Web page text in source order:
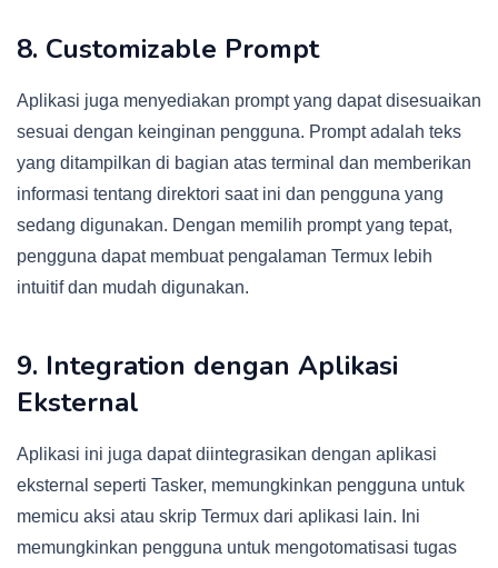
8. Customizable Prompt
Aplikasi juga menyediakan prompt yang dapat disesuaikan
sesuai dengan keinginan pengguna. Prompt adalah teks
yang ditampilkan di bagian atas terminal dan memberikan
informasi tentang direktori saat ini dan pengguna yang
sedang digunakan. Dengan memilih prompt yang tepat,
pengguna dapat membuat pengalaman Termux lebih
intuitif dan mudah digunakan.
9. Integration dengan Aplikasi
Eksternal
Aplikasi ini juga dapat diintegrasikan dengan aplikasi
eksternal seperti Tasker, memungkinkan pengguna untuk
memicu aksi atau skrip Termux dari aplikasi lain. Ini
memungkinkan pengguna untuk mengotomatisasi tugas